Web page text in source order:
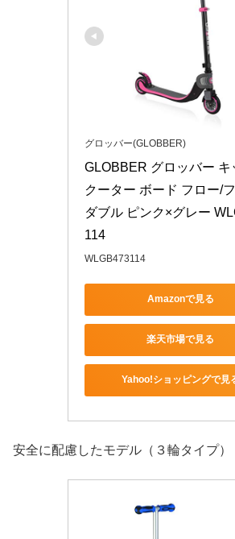
グロッバー(GLOBBER)
GLOBBER グロッバー キ
クーター ボード フロー/
ダブル ピンク×グレー
114
WLGB473114
Amazonで見る
楽天市場で見る
Yahoo!ショッピングで見
安全に配慮したモデル（３輪タイプ）